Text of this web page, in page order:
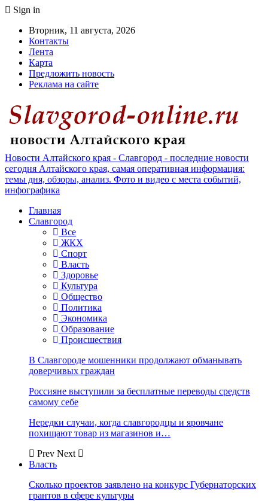
Sign in
Вторник, 11 августа, 2026
Контакты
Лента
Карта
Предложить новость
Реклама на сайте
Новости Алтайского края - Славгород - последние новости
сегодня Алтайского края, самая оперативная информация:
темы дня, обзоры, анализ. Фото и видео с места событий,
инфографика
Главная
Славгород
Все
ЖКХ
Спорт
Власть
Здоровье
Культура
Общество
Политика
Экономика
Образование
Происшествия
В Славгороде мошенники продолжают обманывать
доверчивых граждан
Россияне выступили за бесплатные переводы средств
самому себе
Нередки случаи, когда славгородцы и яровчане
похищают товар из магазинов и…
Prev Next
Власть
Сколько проектов заявлено на конкурс Губернаторских
грантов в сфере культуры